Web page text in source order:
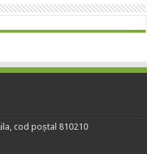
cod poștal 810210